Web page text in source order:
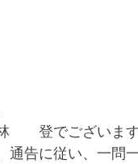
　登でございます
告に従い、一問